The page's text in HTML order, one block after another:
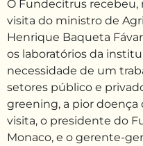
O Fundecitrus recebeu,
visita do ministro de
Henrique Baqueta
os laboratórios da
necessidade de um
setores público e
greening, a pior doença
visita, o presidente do
Monaco, e o gerente-